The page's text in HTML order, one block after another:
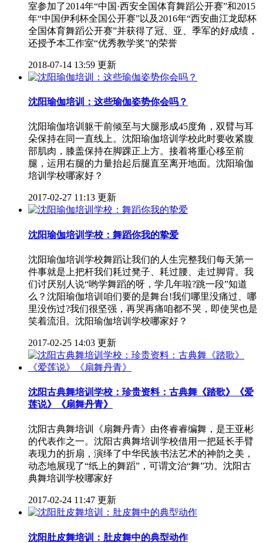
室参加了2014年“中国·西安全国体育舞蹈公开赛”和2015
年“中国伊利杯全国公开赛”以及2016年“西安曲江龙邸杯
全国体育舞蹈公开赛”并获得了冠、亚、季军的好成绩，
还授予本工作室“优秀教学奖”的荣誉
2018-07-14 13:59 更新
沈阳瑜伽培训：这些瑜伽姿势你会吗？
沈阳瑜伽培训躯干前倾至与大腿形成45度角，双臂与耳
朵保持在同一直线上。沈阳瑜伽培训学校此时要收紧腹
部肌肉，膝盖保持在脚踝正上方。接着将重心移至前
腿，运用右腿的力量抬起后腿直至离开地面。沈阳瑜伽
培训学校哪家好？
2017-02-27 11:13 更新
沈阳瑜伽培训学校：舞蹈你我的挚爱
沈阳瑜伽培训学校舞蹈让我们的人生完整我们每天第一
件事就是上把杆我们耗过凳子、耗过腰、走过脚背。我
们讨厌别人说“哟学舞蹈的呀，学几年啦?跳一段”知道
么？沈阳瑜伽培训咱们要的是舞台!我们哪里没痛过、哪
里没伤过?我们很坚强，再哭再痛咱都不哭，即使哭也是
笑着流泪。沈阳瑜伽培训学校哪家好？
2017-02-25 14:03 更新
沈阳古典舞培训学校：珍贵资料：古典舞《踏歌》《爱
莲说》《扇舞丹青》
沈阳古典舞培训《扇舞丹青》由佟睿睿编舞，是王亚彬
的代表作之一。沈阳古典舞培训学校借用一把延长手臂
表现力的折扇，演绎了中华民族书法艺术的神韵之美，
动态地展现了“纸上的舞蹈”，可谓文治“舞”功。沈阳古
典舞培训学校哪家好
2017-02-24 11:47 更新
沈阳肚皮舞培训：肚皮舞中的典型动作